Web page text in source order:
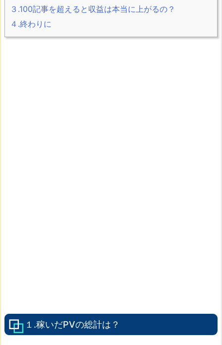
３.100記事を超えると収益は本当に上がるの？
４.終わりに
１.稼いだPVの総計は？